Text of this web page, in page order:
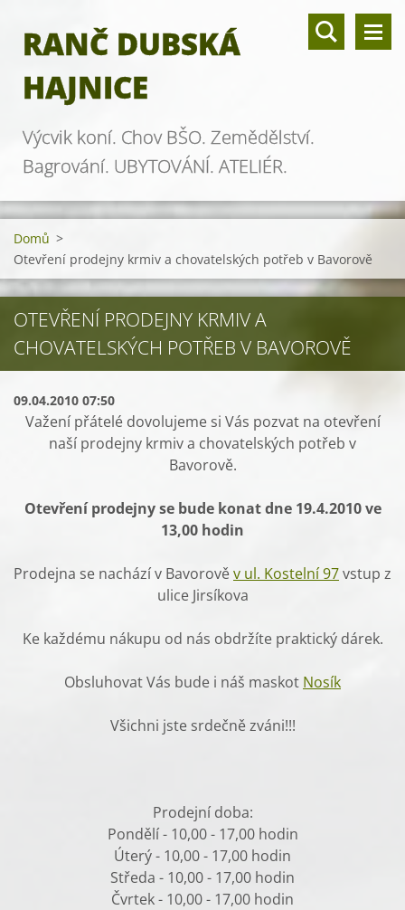
RANČ DUBSKÁ
HAJNICE
Výcvik koní. Chov BŠO. Zemědělství.
Bagrování. UBYTOVÁNÍ. ATELIÉR.
Domů >
Otevření prodejny krmiv a chovatelských potřeb v Bavorově
OTEVŘENÍ PRODEJNY KRMIV A
CHOVATELSKÝCH POTŘEB V BAVOROVĚ
09.04.2010 07:50
Važení přátelé dovolujeme si Vás pozvat na otevření
naší prodejny krmiv a chovatelských potřeb v
Bavorově.
Otevření prodejny se bude konat dne 19.4.2010 ve
13,00 hodin
Prodejna se nachází v Bavorověv ul. Kostelní 97vstup z
ulice Jirsíkova
Ke každému nákupu od nás obdržíte praktický dárek.
Obsluhovat Vás bude i náš maskot Nosík
Všichni jste srdečně zváni!!!
Prodejní doba:
Pondělí - 10,00 - 17,00 hodin
Úterý - 10,00 - 17,00 hodin
Středa - 10,00 - 17,00 hodin
Čvrtek - 10,00 - 17,00 hodin